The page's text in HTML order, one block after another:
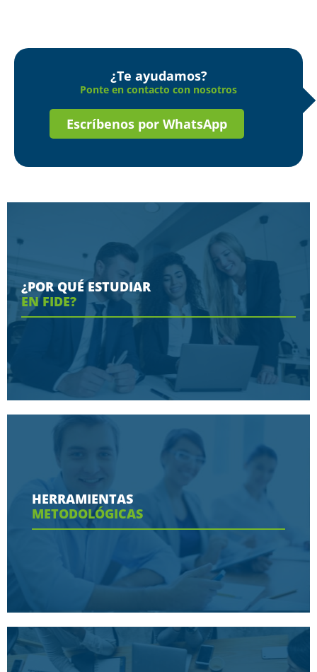
¿Te ayudamos?
Ponte en contacto con nosotros
Escríbenos por WhatsApp
¿POR QUÉ ESTUDIAR
EN FIDE?
Conoce aquí las razones porque nos eligen
Ver más
HERRAMIENTAS
METODOLÓGICAS